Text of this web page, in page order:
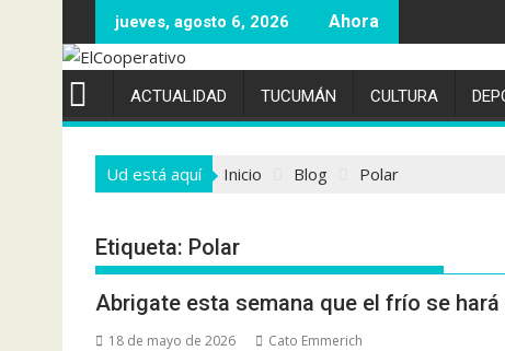
al
contenido
jueves, agosto 6, 2026
ACTUALIDAD TUCUMÁN CULTURA
Ud está aquí Inicio Blog Polar
Etiqueta: Polar
Abrigate esta semana que el frío se
18 de mayo de 2026 Cato Emmerich